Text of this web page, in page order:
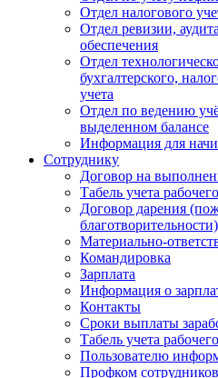
Отдел налогового
Отдел ревизии,
обеспечения
Отдел
бухгалтерского,
учета
Отдел по ведению
выделенном балансе
Информация для
Сотруднику
Договор на
Табель учета
Договор дарения
благотворительности)
Материально-
Командировка
Зарплата
Информация о
Контакты
Сроки выплаты
Табель учета
Пользователю
Профком сотрудников